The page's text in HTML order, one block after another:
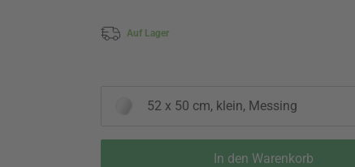
Auf Lager
52 x 50 cm, klein, Messing
In den Warenkorb